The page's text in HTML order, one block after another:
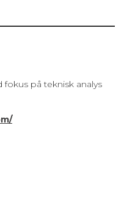
fokus på teknisk analys